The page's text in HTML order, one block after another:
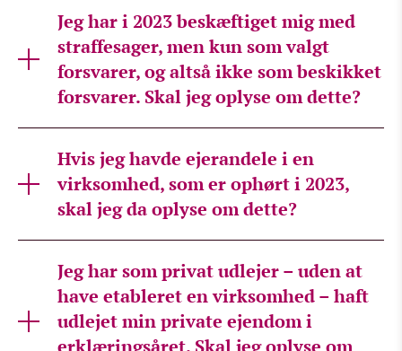
Jeg har i 2023 beskæftiget mig med
straffesager, men kun som valgt
forsvarer, og altså ikke som beskikket
forsvarer. Skal jeg oplyse om dette?
Hvis jeg havde ejerandele i en
virksomhed, som er ophørt i 2023,
skal jeg da oplyse om dette?
Jeg har som privat udlejer – uden at
have etableret en virksomhed – haft
udlejet min private ejendom i
erklæringsåret. Skal jeg oplyse om